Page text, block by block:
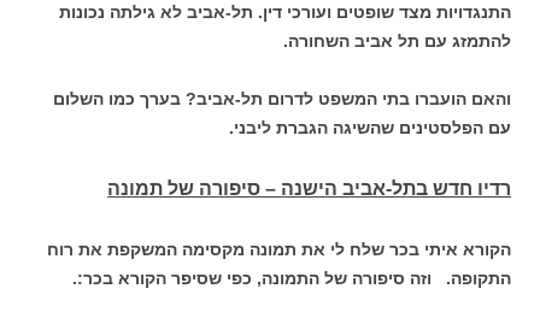
התנגדויות מצד שופטים ועורכי דין. תל-אביב לא גילתה נכונות
להתמזג עם תל אביב השחורה.
והאם הועברו בתי המשפט לדרום תל-אביב? בערך כמו השלום
עם הפלסטינים שהשיגה הגברת ליבני.
רדיו חדש בתל-אביב הישנה – סיפורה של תמונה
הקורא איתי בכר שלח לי את תמונה מקסימה המשקפת את רוח
התקופה. וזה סיפורה של התמונה, כפי שסיפר הקורא בכר:.